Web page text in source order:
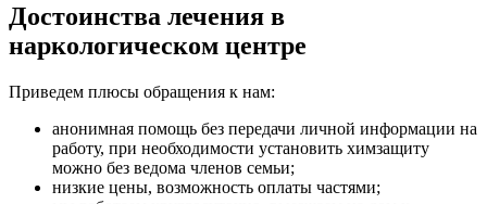
Достоинства лечения в
наркологическом центре
Приведем плюсы обращения к нам:
анонимная помощь без передачи личной информации на
работу, при необходимости установить химзащиту
можно без ведома членов семьи;
низкие цены, возможность оплаты частями;